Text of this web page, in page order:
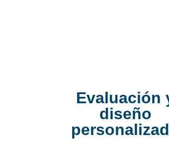
Evaluación
diseño